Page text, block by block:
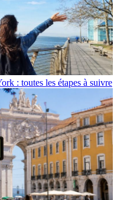
: toutes les étapes à suivre